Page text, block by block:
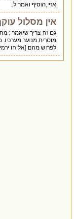
אזיי,הוסיף ואמר ל..
אין מסלול
גם זה צריך שיאמר :
מוסרית מנוער
לפרוש מהם [אליהו